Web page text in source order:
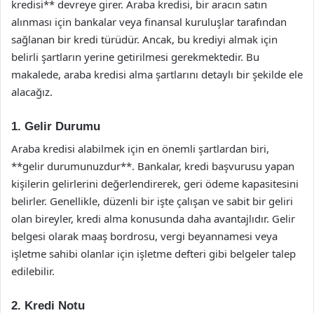
kredisi** devreye girer. Araba kredisi, bir aracın satın
alınması için bankalar veya finansal kuruluşlar tarafından
sağlanan bir kredi türüdür. Ancak, bu krediyi almak için
belirli şartların yerine getirilmesi gerekmektedir. Bu
makalede, araba kredisi alma şartlarını detaylı bir şekilde ele
alacağız.
1. Gelir Durumu
Araba kredisi alabilmek için en önemli şartlardan biri,
**gelir durumunuzdur**. Bankalar, kredi başvurusu yapan
kişilerin gelirlerini değerlendirerek, geri ödeme kapasitesini
belirler. Genellikle, düzenli bir işte çalışan ve sabit bir geliri
olan bireyler, kredi alma konusunda daha avantajlıdır. Gelir
belgesi olarak maaş bordrosu, vergi beyannamesi veya
işletme sahibi olanlar için işletme defteri gibi belgeler talep
edilebilir.
2. Kredi Notu